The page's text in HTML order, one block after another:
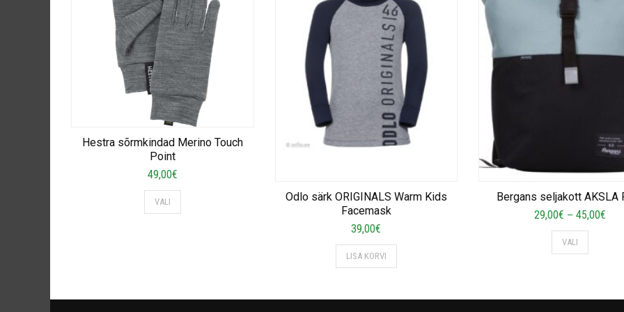
Hestra sõrmkindad Merino Touch
Point
49,00€
VALI
This
may
Odlo särk ORIGINALS Warm Kids
Facemask
39,00€
LISA KORVI
Bergans seljakott AKSLA
29,00€ – 45,00€Price
VALI
This